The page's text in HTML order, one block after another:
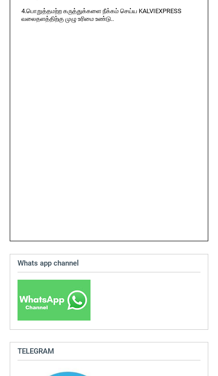
4.பொறுத்தமற்ற கருத்துக்களை நீக்கம் செய்ய KALVIEXPRESS
வலைதளத்திற்கு முழு உரிமை உண்டு..
Whats app channel
TELEGRAM